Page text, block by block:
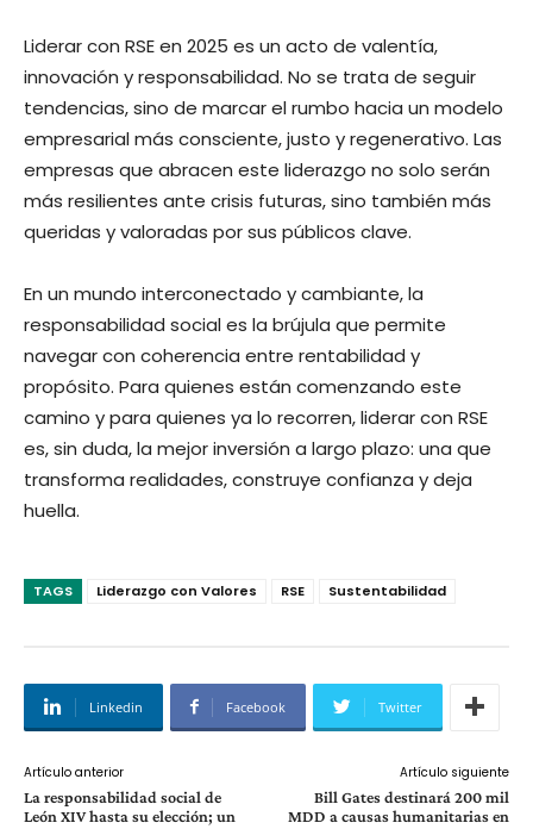
Liderar con RSE en 2025 es un acto de valentía,
innovación y responsabilidad. No se trata de seguir
tendencias, sino de marcar el rumbo hacia un modelo
empresarial más consciente, justo y regenerativo. Las
empresas que abracen este liderazgo no solo serán
más resilientes ante crisis futuras, sino también más
queridas y valoradas por sus públicos clave.
En un mundo interconectado y cambiante, la
responsabilidad social es la brújula que permite
navegar con coherencia entre rentabilidad y
propósito. Para quienes están comenzando este
camino y para quienes ya lo recorren, liderar con RSE
es, sin duda, la mejor inversión a largo plazo: una que
transforma realidades, construye confianza y deja
huella.
TAGS Liderazgo con Valores RSE Sustentabilidad
Linkedin Facebook Twitter
Artículo anterior
La responsabilidad social de
León XIV hasta su elección; un
Artículo siguiente
Bill Gates destinará 200 mil
MDD a causas humanitarias en